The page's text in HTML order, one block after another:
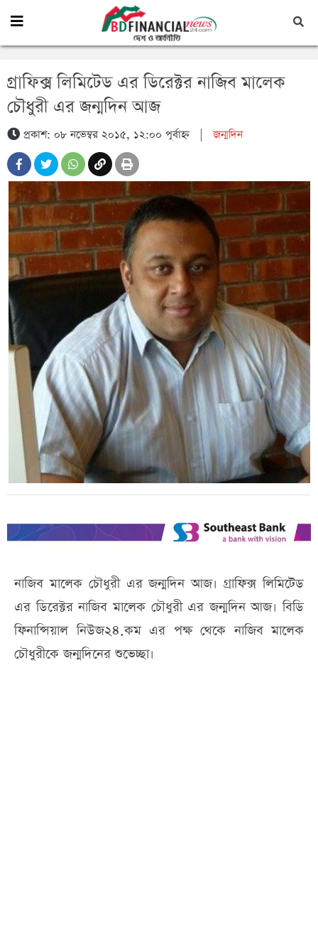
গ্রাফিক্স লিমিটেড এর ডিরেক্টর নাজিব মালেক
চৌধুরী এর জন্মদিন আজ
প্রকাশ: ০৮ নভেম্বর ২০১৫, ১২:০০ পূর্বাহ্ন|জন্মদিন
নাজিব মালেক চৌধুরী এর জন্মদিন আজ। গ্রাফিক্স লিমিটেড
এর ডিরেক্টর নাজিব মালেক চৌধুরী এর জন্মদিন আজ। বিডি
ফিনান্সিয়াল নিউজ২৪.কম এর পক্ষ থেকে নাজিব মালেক
চৌধুরীকে জন্মদিনের শুভেচ্ছা।